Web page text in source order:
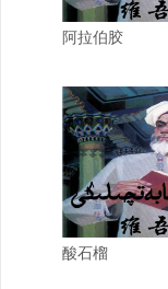
阿拉伯胶
酸石榴